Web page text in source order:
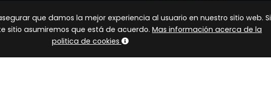
que damos la mejor experiencia al usuario en nuestro sitio web. Si
sitio asumiremos que está de acuerdo. Mas información acerca de la
politica de cookies